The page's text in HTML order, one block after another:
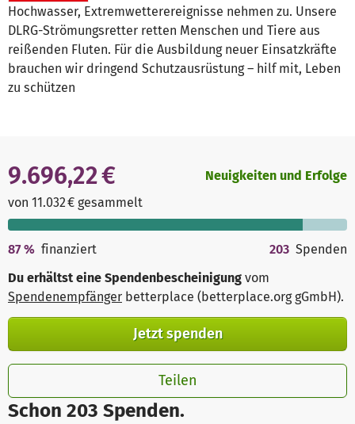
Hochwasser, Extremwetterereignisse nehmen zu. Unsere
DLRG-Strömungsretter retten Menschen und Tiere aus
reißenden Fluten. Für die Ausbildung neuer Einsatzkräfte
brauchen wir dringend Schutzausrüstung – hilf mit, Leben
zu schützen
Schon 203 Spenden.
9.696,22 €
von 11.032 € gesammelt
Neuigkeiten und Erfolge
87% finanziert 203 Spenden
Du erhältst eine Spendenbescheinigung vom
Spendenempfänger betterplace (betterplace.org gGmbH).
Jetzt spenden
Teilen